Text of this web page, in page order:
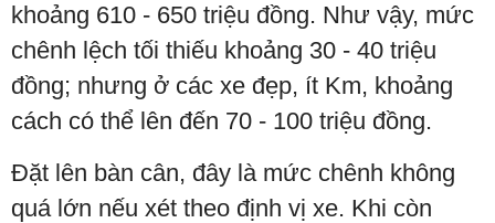
khoảng 610 - 650 triệu đồng. Như vậy, mức
chênh lệch tối thiếu khoảng 30 - 40 triệu
đồng; nhưng ở các xe đẹp, ít Km, khoảng
cách có thể lên đến 70 - 100 triệu đồng.
Đặt lên bàn cân, đây là mức chênh không
quá lớn nếu xét theo định vị xe. Khi còn